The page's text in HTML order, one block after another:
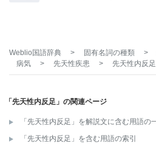
Weblio国語辞典 > 固有名詞の種類 >
病気
> 先天性疾患 > 先天性内反足
「先天性内反足」の関連ページ
「先天性内反足」を解説文に含む用語の
「先天性内反足」を含む用語の索引